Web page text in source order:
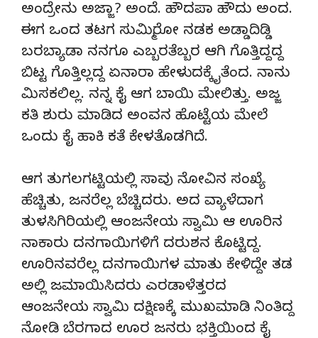
ಅಂದ್ರೇನು ಅಜ್ಜಾ? ಅಂದೆ. ಹೌದಪಾ ಹೌದು ಅಂದ.
ಈಗ ಒಂದ ತಟಗ ಸುಮ್ಮಿರೋ ನಡಕ ಅಡ್ಡಾದಿಡ್ಡಿ
ಬರಬ್ಯಾಡಾ ನನಗೂ ಎಬ್ಬರತೆಬ್ಬರ ಆಗಿ ಗೊತ್ತಿದ್ದದ್ದ
ಬಿಟ್ಟ ಗೊತ್ತಿಲ್ಲದ್ದ ಏನಾರಾ ಹೇಳುದಕ್ಕೈತೆಂದ. ನಾನು
ಮಿಸಕಲಿಲ್ಲ. ನನ್ನ ಕೈ ಆಗ ಬಾಯಿ ಮೇಲಿತ್ತು. ಅಜ್ಜ
ಕತಿ ಶುರು ಮಾಡಿದ ಅಂವನ ಹೊಟ್ಟೆಯ ಮೇಲೆ
ಒಂದು ಕೈ ಹಾಕಿ ಕತೆ ಕೇಳತೊಡಗಿದೆ.
ಆಗ ತುಗಲಗಟ್ಟಿಯಲ್ಲಿ ಸಾವು ನೋವಿನ ಸಂಖ್ಯೆ
ಹೆಚ್ಚಿತು, ಜನರೆಲ್ಲ ಬೆಚ್ಚಿದರು. ಅದ ವ್ಯಾಳೆದಾಗ
ತುಳಸಿಗಿರಿಯಲ್ಲಿ ಆಂಜನೇಯ ಸ್ವಾಮಿ ಆ ಊರಿನ
ನಾಕಾರು ದನಗಾಯಿಗಳಿಗೆ ದರುಶನ ಕೊಟ್ಟಿದ್ದ.
ಊರಿನವರೆಲ್ಲ ದನಗಾಯಿಗಳ ಮಾತು ಕೇಳಿದ್ದೇ ತಡ
ಅಲ್ಲಿ ಜಮಾಯಿಸಿದರು ಎರಡಾಳೆತ್ತರದ
ಆಂಜನೇಯ ಸ್ವಾಮಿ ದಕ್ಷಿಣಕ್ಕೆ ಮುಖಮಾಡಿ ನಿಂತಿದ್ದ
ನೋಡಿ ಬೆರಗಾದ ಊರ ಜನರು ಭಕ್ತಿಯಿಂದ ಕೈ